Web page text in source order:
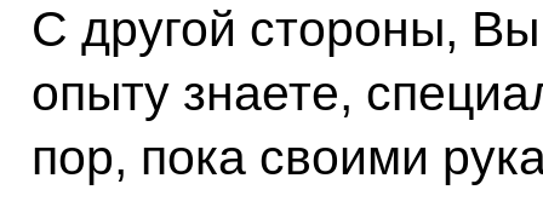
С другой стороны,
опыту знаете,
пор, пока своими